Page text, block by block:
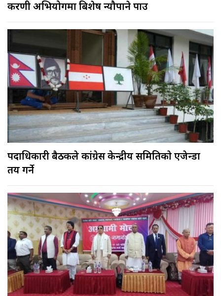
करणी अभियोगमा बिशेष न्यौपाने पक्राउ
पदाधिकारी बैठकले कांग्रेस केन्द्रीय समितिकाे एजेन्डा
तय गर्ने